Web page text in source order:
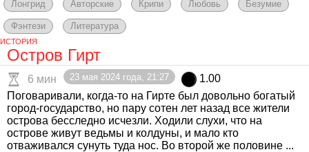
Лонгрид Авторские Крипи Любовь Безумие
Фэнтези Литература
ИСТОРИЯ
Остров Гирт
6 мин 23 мая 2024 года, 21:27
1.00
Поговаривали, когда-то на Гирте был довольно богатый
город-государство, но пару сотен лет назад все жители
острова бесследно исчезли. Ходили слухи, что на
острове живут ведьмы и колдуны, и мало кто
отваживался сунуть туда нос. Во второй же половине ...